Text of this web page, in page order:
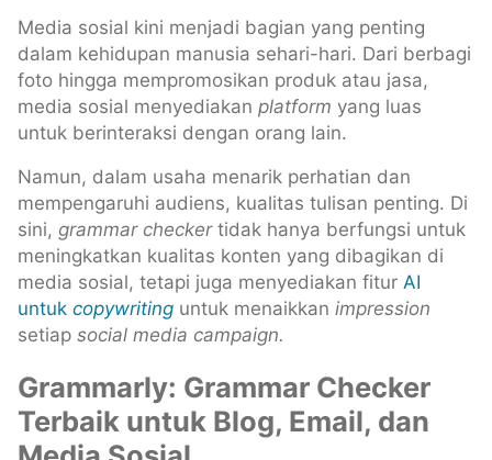
Media sosial kini menjadi bagian yang penting
dalam kehidupan manusia sehari-hari. Dari berbagi
foto hingga mempromosikan produk atau jasa,
media sosial menyediakan platform yang luas
untuk berinteraksi dengan orang lain.
Namun, dalam usaha menarik perhatian dan
mempengaruhi audiens, kualitas tulisan penting. Di
sini, grammar checkertidak hanya berfungsi untuk
meningkatkan kualitas konten yang dibagikan di
media sosial, tetapi juga menyediakan fitur AI
untuk copywriting untuk menaikkan impression
setiap social media campaign.
Grammarly: Grammar Checker
Terbaik untuk Blog, Email, dan